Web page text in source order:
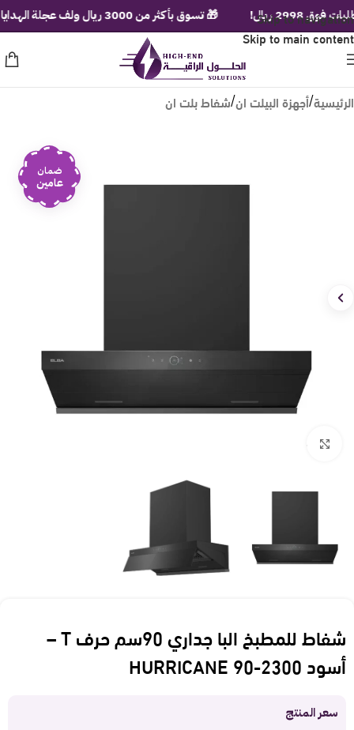
Skip to navigation
Skip to main content
الرئيسية/أجهزة البيلت ان/شفاط بلت ان
ضمان
عامين
شفاط للمطبخ البا جداري 90سم حرف T –
أسود HURRICANE 90-2300
سعر المنتج
🎁 تسوق بأكثر من 3000 ريال ولف عجلة الهدايا الفورية! ريال!